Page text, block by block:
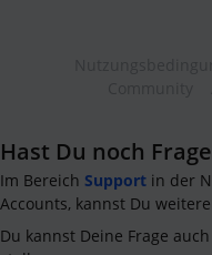
Hast Du noch
Im Bereich Support in der
Accounts, kannst Du
Du kannst Deine Frage